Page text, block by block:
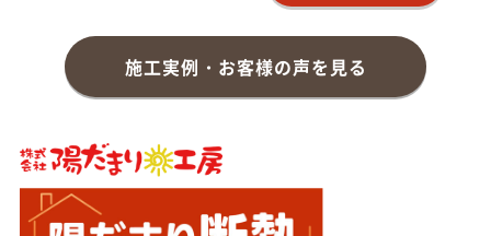
施工実例・お客様の声を見る